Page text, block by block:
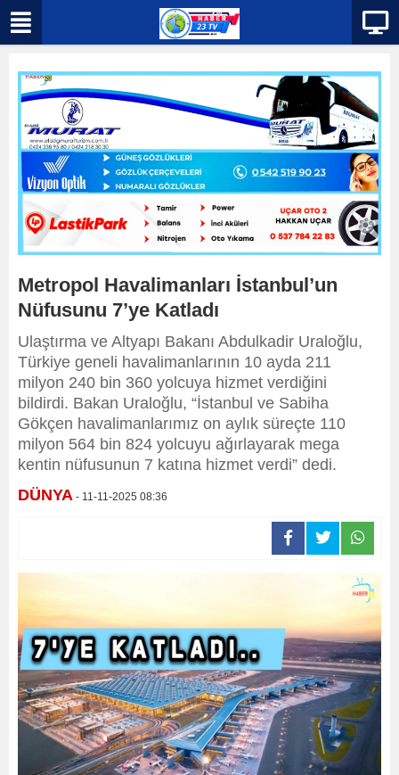
Metropol Havalimanları İstanbul’un
Nüfusunu 7’ye Katladı
Ulaştırma ve Altyapı Bakanı Abdulkadir Uraloğlu,
Türkiye geneli havalimanlarının 10 ayda 211
milyon 240 bin 360 yolcuya hizmet verdiğini
bildirdi. Bakan Uraloğlu, “İstanbul ve Sabiha
Gökçen havalimanlarımız on aylık süreçte 110
milyon 564 bin 824 yolcuyu ağırlayarak mega
kentin nüfusunun 7 katına hizmet verdi” dedi.
DÜNYA - 11-11-2025 08:36